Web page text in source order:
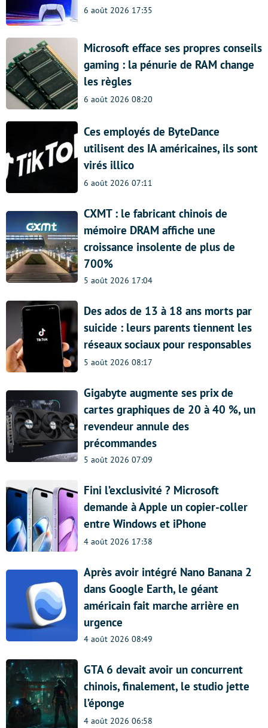
6 août 2026 17:35
Microsoft efface ses propres conseils
gaming : la pénurie de RAM change
les règles
6 août 2026 08:20
Ces employés de ByteDance
utilisent des IA américaines, ils sont
virés illico
6 août 2026 07:11
CXMT : le fabricant chinois de
mémoire DRAM affiche une
croissance insolente de plus de
700%
5 août 2026 17:04
Des ados de 13 à 18 ans morts par
suicide : leurs parents tiennent les
réseaux sociaux pour responsables
5 août 2026 08:17
Gigabyte augmente ses prix de
cartes graphiques de 20 à 40 %, un
revendeur annule des
précommandes
5 août 2026 07:09
Fini l’exclusivité ? Microsoft
demande à Apple un copier-coller
entre Windows et iPhone
4 août 2026 17:38
Après avoir intégré Nano Banana 2
dans Google Earth, le géant
américain fait marche arrière en
urgence
4 août 2026 08:49
GTA 6 devait avoir un concurrent
chinois, finalement, le studio jette
l’éponge
4 août 2026 06:58